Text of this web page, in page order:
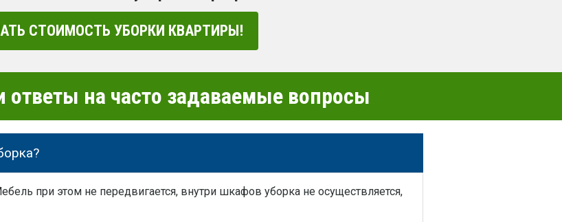
СТОИМОСТЬ УБОРКИ КВАРТИРЫ!
ответы на часто задаваемые вопросы
при этом не передвигается, внутри шкафов уборка не осуществляется,